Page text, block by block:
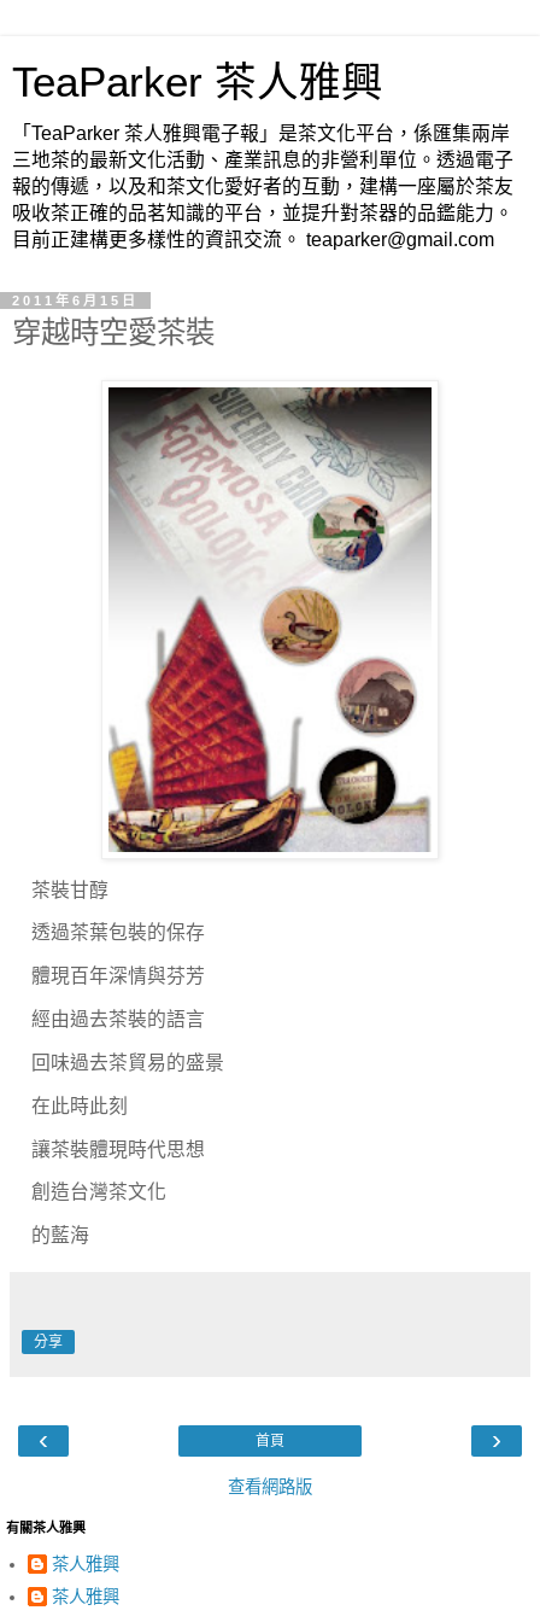
TeaParker 茶人雅興
「TeaParker 茶人雅興電子報」是茶文化平台，係匯集兩岸
三地茶的最新文化活動、產業訊息的非營利單位。透過電子
報的傳遞，以及和茶文化愛好者的互動，建構一座屬於茶友
吸收茶正確的品茗知識的平台，並提升對茶器的品鑑能力。
目前正建構更多樣性的資訊交流。 teaparker@gmail.com
2011年6月15日
穿越時空愛茶裝
茶裝甘醇
透過茶葉包裝的保存
體現百年深情與芬芳
經由過去茶裝的語言
回味過去茶貿易的盛景
在此時此刻
讓茶裝體現時代思想
創造台灣茶文化
的藍海
分享
‹ ›
首頁
查看網路版
有關茶人雅興
茶人雅興
茶人雅興